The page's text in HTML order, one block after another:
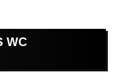
WC